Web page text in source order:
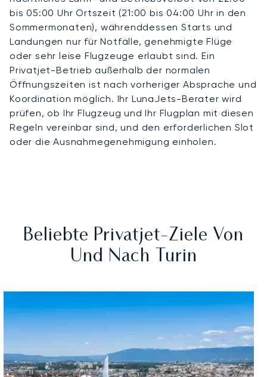
bis 05:00 Uhr Ortszeit (21:00 bis 04:00 Uhr in den
Sommermonaten), währenddessen Starts und
Landungen nur für Notfälle, genehmigte Flüge
oder sehr leise Flugzeuge erlaubt sind. Ein
Privatjet-Betrieb außerhalb der normalen
Öffnungszeiten ist nach vorheriger Absprache und
Koordination möglich. Ihr LunaJets-Berater wird
prüfen, ob Ihr Flugzeug und Ihr Flugplan mit diesen
Regeln vereinbar sind, und den erforderlichen Slot
oder die Ausnahmegenehmigung einholen.
Beliebte Privatjet-Ziele Von
Und Nach Turin